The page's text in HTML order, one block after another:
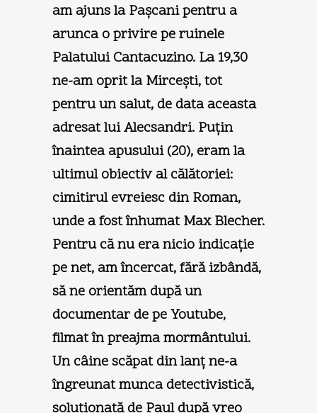
am ajuns la Paşcani pentru a
arunca o privire pe ruinele
Palatului Cantacuzino. La 19,30
ne-am oprit la Mirceşti, tot
pentru un salut, de data aceasta
adresat lui Alecsandri. Puţin
înaintea apusului (20), eram la
ultimul obiectiv al călătoriei:
cimitirul evreiesc din Roman,
unde a fost înhumat Max Blecher.
Pentru că nu era nicio indicaţie
pe net, am încercat, fără izbândă,
să ne orientăm după un
documentar de pe Youtube,
filmat în preajma mormântului.
Un câine scăpat din lanţ ne-a
îngreunat munca detectivistică,
soluţionată de Paul după vreo